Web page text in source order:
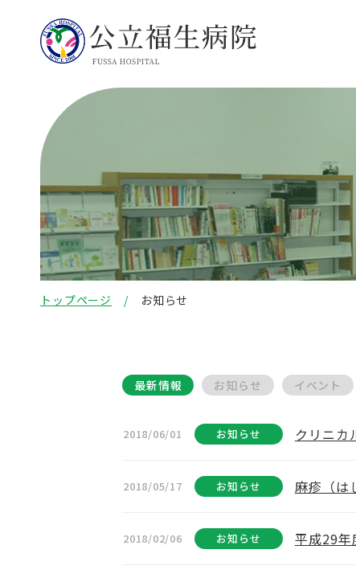
トップページ お知らせ
最新情報 お知らせ イベント
2018/06/01 お知らせ クリニカ
2018/05/17 お知らせ 麻疹（は
2018/02/06 お知らせ 平成29年